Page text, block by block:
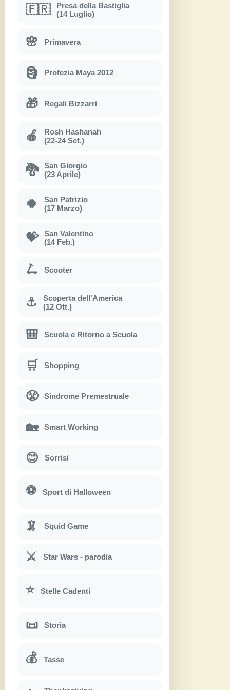
🇫🇷
Presa della Bastiglia
(14 Luglio)
🌸 Primavera
🗿 Profezia Maya 2012
🎁 Regali Bizzarri
🍎
Rosh Hashanah
(22-24 Set.)
🐉
San Giorgio
(23 Aprile)
🍀
San Patrizio
(17 Marzo)
💝
San Valentino
(14 Feb.)
🛴 Scooter
⚓
Scoperta dell'America
(12 Ott.)
🎒 Scuola e Ritorno a Scuola
🛒 Shopping
😤 Sindrome Premestruale
🏡 Smart Working
😊 Sorrisi
⚽ Sport di Halloween
🦑 Squid Game
⚔ Star Wars - parodia
⭐ Stelle Cadenti
📜 Storia
💰 Tasse